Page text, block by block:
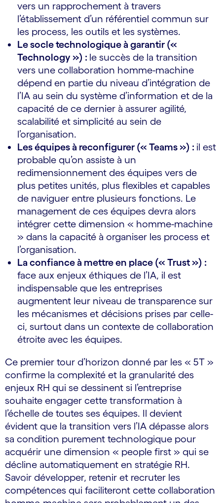
vers un rapprochement à travers
l’établissement d’un référentiel commun sur
les process, les outils et les systèmes.
Le socle technologique à garantir («
Technology ») : le succès de la transition
vers une collaboration homme-machine
dépend en partie du niveau d’intégration de
l’IA au sein du système d’information et de la
capacité de ce dernier à assurer agilité,
scalabilité et simplicité au sein de
l’organisation.
Les équipes à reconfigurer (« Teams ») : il est
probable qu’on assiste à un
redimensionnement des équipes vers de
plus petites unités, plus flexibles et capables
de naviguer entre plusieurs fonctions. Le
management de ces équipes devra alors
intégrer cette dimension « homme-machine
» dans la capacité à organiser les process et
l’organisation.
La confiance à mettre en place (« Trust ») :
face aux enjeux éthiques de l’IA, il est
indispensable que les entreprises
augmentent leur niveau de transparence sur
les mécanismes et décisions prises par celle-
ci, surtout dans un contexte de collaboration
étroite avec les équipes.
Ce premier tour d’horizon donné par les « 5T »
confirme la complexité et la granularité des
enjeux RH qui se dessinent si l’entreprise
souhaite engager cette transformation à
l’échelle de toutes ses équipes. Il devient
évident que la transition vers l’IA dépasse alors
sa condition purement technologique pour
acquérir une dimension « people first » qui se
décline automatiquement en stratégie RH.
Savoir développer, retenir et recruter les
compétences qui faciliteront cette collaboration